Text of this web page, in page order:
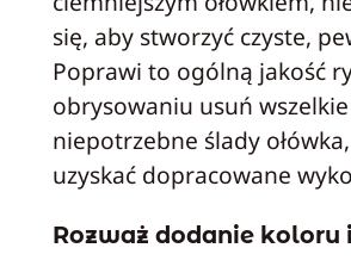
się, aby stworzyć czyste,
Poprawi to ogólną jakość
obrysowaniu usuń wszelkie
niepotrzebne ślady
uzyskać dopracowane
Rozważ dodanie koloru